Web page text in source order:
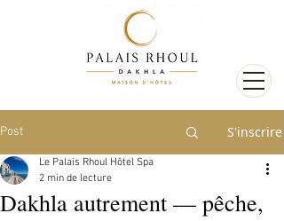
Post S'inscrire
Dakhla autrement — pêche,
Le Palais Rhoul Hôtel Spa
2 min de lecture